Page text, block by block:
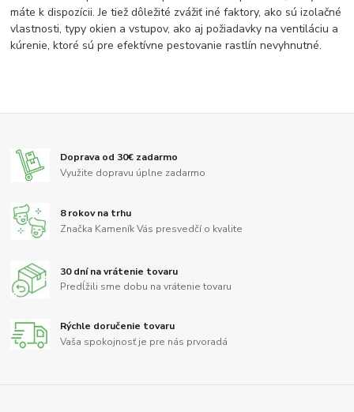
máte k dispozícii. Je tiež dôležité zvážiť iné faktory, ako sú izolačné
vlastnosti, typy okien a vstupov, ako aj požiadavky na ventiláciu a
kúrenie, ktoré sú pre efektívne pestovanie rastlín nevyhnutné.
Doprava od 30€ zadarmo
Využite dopravu úplne zadarmo
8 rokov na trhu
Značka Kameník Vás presvedčí o kvalite
30 dní na vrátenie tovaru
Predĺžili sme dobu na vrátenie tovaru
Rýchle doručenie tovaru
Vaša spokojnosť je pre nás prvoradá